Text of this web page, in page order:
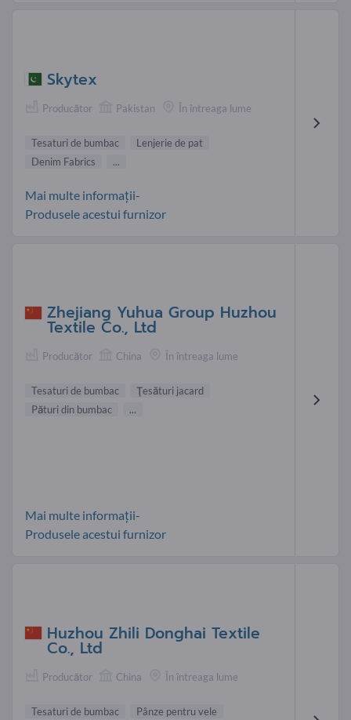
Skytex
Producător Pakistan În întreaga lume
Tesaturi de bumbac
Lenjerie de pat
Denim Fabrics
...
Mai multe informații-
Produsele acestui furnizor
Zhejiang Yuhua Group Huzhou
Textile Co., Ltd
Producător China În întreaga lume
Tesaturi de bumbac
Ţesături jacard
Pături din bumbac
...
Mai multe informații-
Produsele acestui furnizor
Huzhou Zhili Donghai Textile
Co., Ltd
Producător China În întreaga lume
Tesaturi de bumbac Pânze pentru vele